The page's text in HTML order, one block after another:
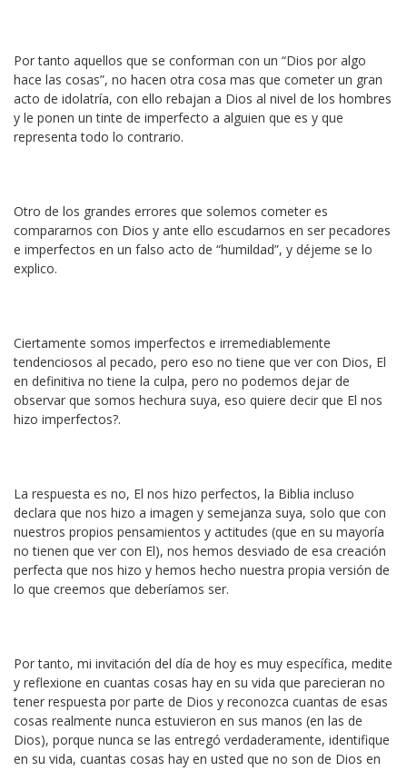
Por tanto aquellos que se conforman con un “Dios por algo
hace las cosas”, no hacen otra cosa mas que cometer un gran
acto de idolatría, con ello rebajan a Dios al nivel de los hombres
y le ponen un tinte de imperfecto a alguien que es y que
representa todo lo contrario.
Otro de los grandes errores que solemos cometer es
compararnos con Dios y ante ello escudarnos en ser pecadores
e imperfectos en un falso acto de “humildad”, y déjeme se lo
explico.
Ciertamente somos imperfectos e irremediablemente
tendenciosos al pecado, pero eso no tiene que ver con Dios, El
en definitiva no tiene la culpa, pero no podemos dejar de
observar que somos hechura suya, eso quiere decir que El nos
hizo imperfectos?.
La respuesta es no, El nos hizo perfectos, la Biblia incluso
declara que nos hizo a imagen y semejanza suya, solo que con
nuestros propios pensamientos y actitudes (que en su mayoría
no tienen que ver con El), nos hemos desviado de esa creación
perfecta que nos hizo y hemos hecho nuestra propia versión de
lo que creemos que deberíamos ser.
Por tanto, mi invitación del día de hoy es muy específica, medite
y reflexione en cuantas cosas hay en su vida que parecieran no
tener respuesta por parte de Dios y reconozca cuantas de esas
cosas realmente nunca estuvieron en sus manos (en las de
Dios), porque nunca se las entregó verdaderamente, identifique
en su vida, cuantas cosas hay en usted que no son de Dios en